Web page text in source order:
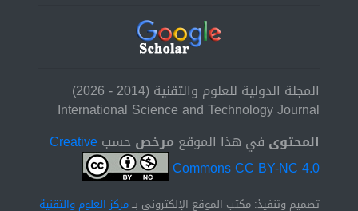
المجلة الدولية للعلوم والتقنية (2014 - 2026)
International Science and Technology Journal
المحتوى في هذا الموقع مرخصحسبCreative
Commons CC BY-NC 4.0
تصميم وتنفيذ: مكتب الموقع الإلكتروني بــمركز العلوم والتقنية